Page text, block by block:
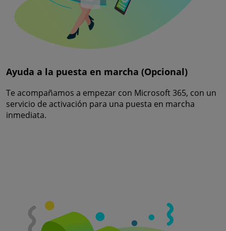
Ayuda a la puesta en marcha (Opcional)
Te acompañamos a empezar con Microsoft 365, con un
servicio de activación para una puesta en marcha
inmediata.